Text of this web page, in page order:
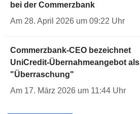
bei der Commerzbank
Am 28. April 2026 um 09:22 Uhr
Commerzbank-CEO bezeichnet
UniCredit-Übernahmeangebot als
"Überraschung"
Am 17. März 2026 um 11:44 Uhr